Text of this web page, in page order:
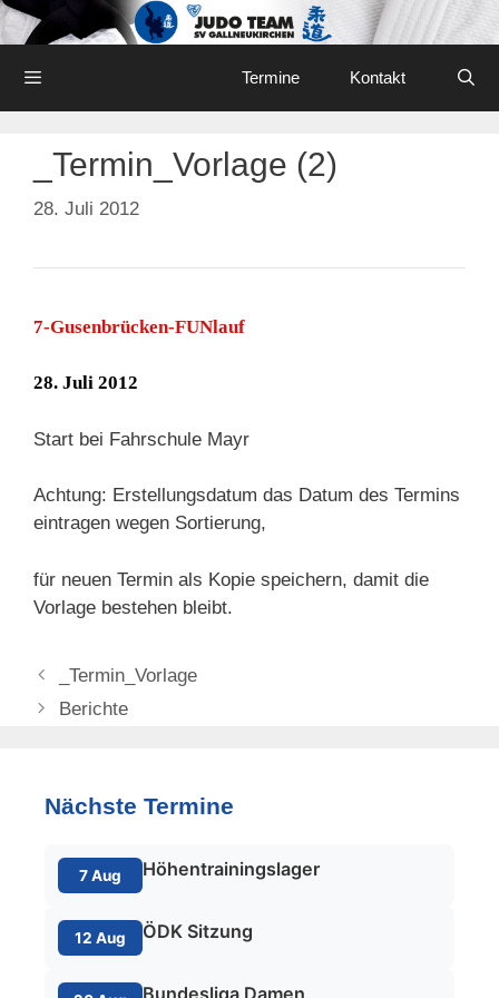
Skip
to
content
Termine Kontakt
_Termin_Vorlage (2)
28. Juli 2012
7-Gusenbrücken-FUNlauf
28. Juli 2012
Start bei Fahrschule Mayr
Achtung: Erstellungsdatum das Datum des Termins
eintragen wegen Sortierung,
für neuen Termin als Kopie speichern, damit die
Vorlage bestehen bleibt.
_Termin_Vorlage
Berichte
Nächste Termine
7 Aug Höhentrainingslager
12 Aug ÖDK Sitzung